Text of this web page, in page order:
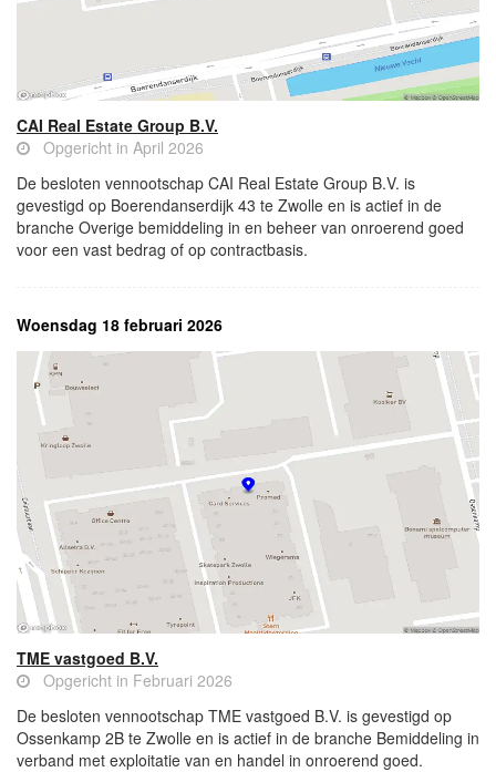
CAI Real Estate Group B.V.
Opgericht in April 2026
De besloten vennootschap CAI Real Estate Group B.V. is
gevestigd op Boerendanserdijk 43 te Zwolle en is actief in de
branche Overige bemiddeling in en beheer van onroerend goed
voor een vast bedrag of op contractbasis.
Woensdag 18 februari 2026
TME vastgoed B.V.
Opgericht in Februari 2026
De besloten vennootschap TME vastgoed B.V. is gevestigd op
Ossenkamp 2B te Zwolle en is actief in de branche Bemiddeling in
verband met exploitatie van en handel in onroerend goed.